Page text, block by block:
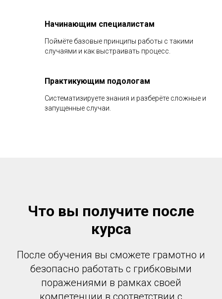
Начинающим специалистам
Поймёте базовые принципы работы с такими
случаями и как выстраивать процесс.
Практикующим подологам
Систематизируете знания и разберёте сложные и
запущенные случаи.
Что вы получите после
курса
После обучения вы сможете грамотно и
безопасно работать с грибковыми
поражениями в рамках своей
компетенции в соответствии с